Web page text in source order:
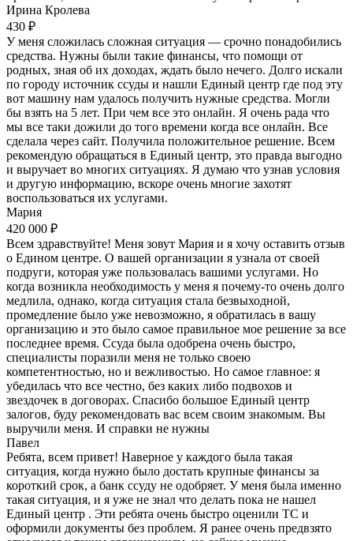
Ирина Кролева
430 ₽
У меня сложилась сложная ситуация — срочно понадобились
средства. Нужны были такие финансы, что помощи от
родных, зная об их доходах, ждать было нечего. Долго искали
по городу источник ссуды и нашли Единый центр где под эту
вот машину нам удалось получить нужные средства. Могли
бы взять на 5 лет. При чем все это онлайн. Я очень рада что
мы все таки дожили до того времени когда все онлайн. Все
сделала через сайт. Получила положительное решение. Всем
рекомендую обращаться в Единый центр, это правда выгодно
и выручает во многих ситуациях. Я думаю что узнав условия
и другую информацию, вскоре очень многие захотят
воспользоваться их услугами.
Мария
420 000 ₽
Всем здравствуйте! Меня зовут Мария и я хочу оставить отзыв
о Едином центре. О вашей организации я узнала от своей
подруги, которая уже пользовалась вашими услугами. Но
когда возникла необходимость у меня я почему-то очень долго
медлила, однако, когда ситуация стала безвыходной,
промедление было уже невозможно, я обратилась в вашу
организацию и это было самое правильное мое решение за все
последнее время. Ссуда была одобрена очень быстро,
специалисты поразили меня не только своею
компетентностью, но и вежливостью. Но самое главное: я
убедилась что все честно, без каких либо подвохов и
звездочек в договорах. Спасибо большое Единый центр
залогов, буду рекомендовать вас всем своим знакомым. Вы
выручили меня. И справки не нужны
Павел
Ребята, всем привет! Наверное у каждого была такая
ситуация, когда нужно было достать крупные финансы за
короткий срок, а банк ссуду не одобряет. У меня была именно
такая ситуация, и я уже не знал что делать пока не нашел
Единый центр . Эти ребята очень быстро оценили ТС и
оформили документы без проблем. Я ранее очень предвзято